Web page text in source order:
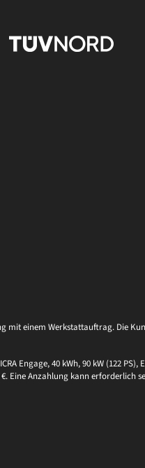
mit einem Werkstattauftrag. Die
Engage, 40 kWh, 90 kW (122 PS),
Eine Anzahlung kann erforderlich